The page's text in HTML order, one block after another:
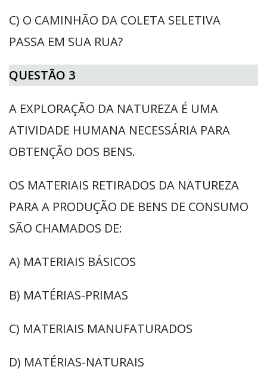
C) O CAMINHÃO DA COLETA SELETIVA
PASSA EM SUA RUA?
QUESTÃO 3
A EXPLORAÇÃO DA NATUREZA É UMA
ATIVIDADE HUMANA NECESSÁRIA PARA
OBTENÇÃO DOS BENS.
OS MATERIAIS RETIRADOS DA NATUREZA
PARA A PRODUÇÃO DE BENS DE CONSUMO
SÃO CHAMADOS DE:
A) MATERIAIS BÁSICOS
B) MATÉRIAS-PRIMAS
C) MATERIAIS MANUFATURADOS
D) MATÉRIAS-NATURAIS